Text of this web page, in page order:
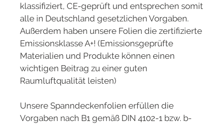
klassifiziert, CE-geprüft und entsprechen somit
alle in Deutschland gesetzlichen Vorgaben.
Außerdem haben unsere Folien die zertifizierte
Emissionsklasse A+! (Emissionsgeprüfte
Materialien und Produkte können einen
wichtigen Beitrag zu einer guten
Raumluftqualität leisten)
Unsere Spanndeckenfolien erfüllen die
Vorgaben nach B1 gemäß DIN 4102-1 bzw. b-